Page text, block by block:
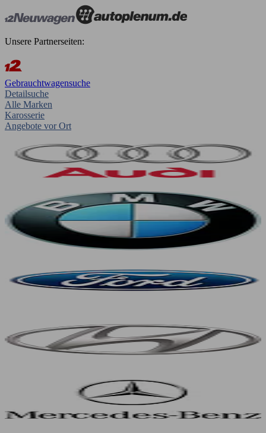
Unsere Partnerseiten:
Gebrauchtwagensuche
Detailsuche
Alle Marken
Karosserie
Angebote vor Ort